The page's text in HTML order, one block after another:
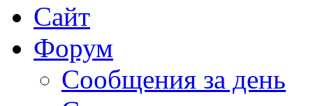
Сайт
Форум
Сообщения за день